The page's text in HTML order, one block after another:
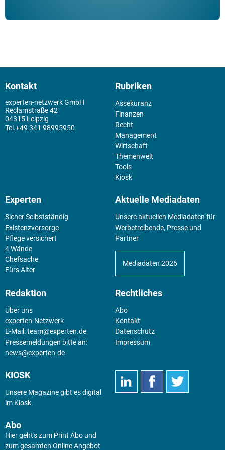
Kontakt
experten-netzwerk GmbH
Reclamstraße 42
04315 Leipzig
+49 341 98995950
Rubriken
Assekuranz
Finanzen
Recht
Management
Wirtschaft
Themenwelt
Tools
Kiosk
Experten
Sicher Selbstständig
Existenz­vorsorge
Pflege versichert
4 Wände
Chefsache
Fürs Alter
Aktuelle Mediadaten
Unsere aktuellen Mediadaten für
Werbetreibende, Presse und
Partner
Mediadaten 2026
Redaktion
Über uns
experten-Netzwerk
E-Mail:team@experten.de
Pressemeldungen bitte an:
news@experten.de
Rechtliches
Abo
Kontakt
Datenschutz
Impressum
KIOSK
Unsere Magazine gibt es digital
im Kiosk.
Abo
Hier geht's zum Print Abo und
zum gesamten Online Angebot